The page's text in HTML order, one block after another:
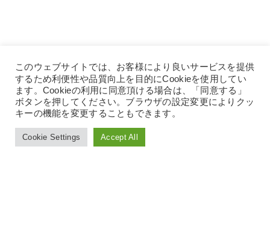
このウェブサイトでは、お客様により良いサービスを提供
するため利便性や品質向上を目的にCookieを使用してい
ます。Cookieの利用に同意頂ける場合は、「同意する」
ボタンを押してください。ブラウザの設定変更によりクッ
キーの機能を変更することもできます。
Cookie Settings Accept All